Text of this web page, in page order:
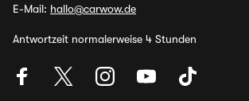
E-Mail: hallo@carwow.de
Antwortzeit normalerweise 4 Stunden